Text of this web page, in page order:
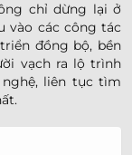
chỉ dừng lại ở
vào các công tác
đồng bộ, bền
vạch ra lộ trình
liên tục tìm